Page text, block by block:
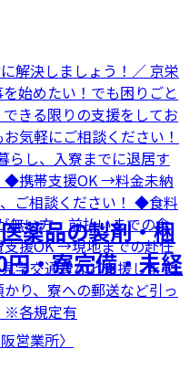
解決しましょう！／ 京栄
始めたい！でも困りごと
きる限りの支援をしてお
気軽にご相談ください！
し、入寮までに退居す
◆携帯支援OK →料金未納
ご相談ください！ ◆食料
無い方、前払いまでの食
援OK →現地までの赴任
学交通費など支援します
り、寮への郵送など引っ
※各規定有
薬品の製剤・梱
・寮完備・未経
営業所〉